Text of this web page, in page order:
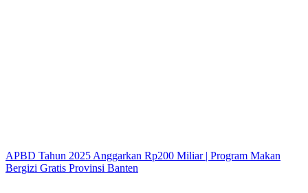
APBD Tahun 2025 Anggarkan Rp200 Miliar | Program Makan
Bergizi Gratis Provinsi Banten